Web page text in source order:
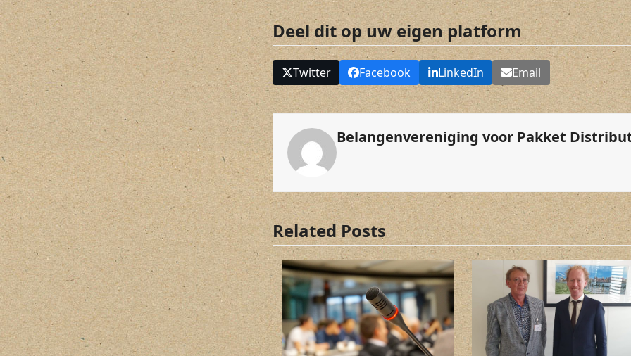
Deel dit op uw eigen platform
Twitter Facebook LinkedIn Email
Belangenvereniging voor Pakket
Related Posts